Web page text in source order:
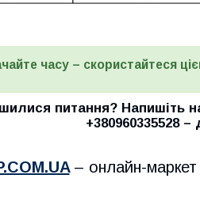
часу – скористайтеся
питання? Напишіть
+380960335528–
– онлайн-маркет